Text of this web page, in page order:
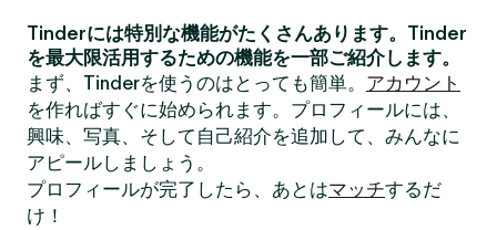
Tinderには特別な機能がたくさんあります。Tinder
を最大限活用するための機能を一部ご紹介します。
まず、Tinderを使うのはとっても簡単。 アカウント
を作ればすぐに始められます。プロフィールには、
興味、写真、そして自己紹介を追加して、みんなに
アピールしましょう。
プロフィールが完了したら、あとはマッチするだ
け！